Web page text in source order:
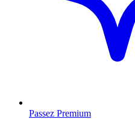
Passez Premium